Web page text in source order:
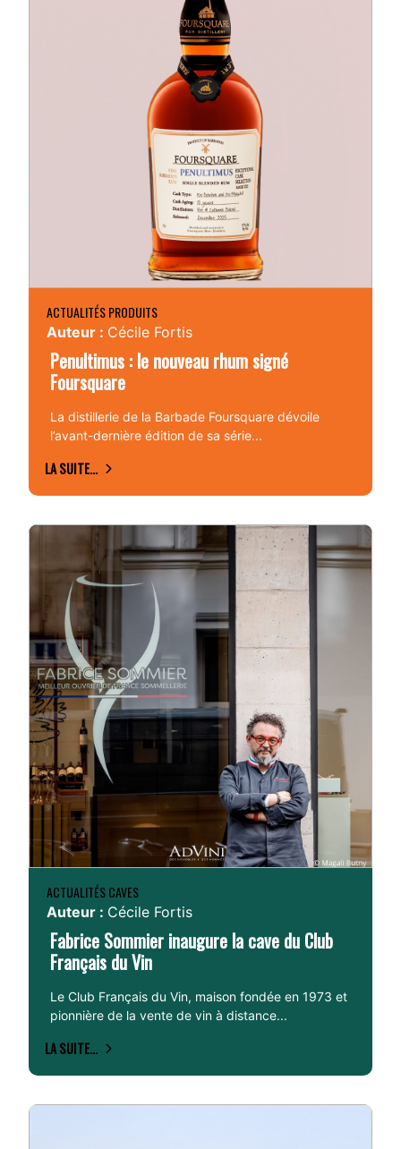
ACTUALITÉS PRODUITS
Auteur : Cécile Fortis
Penultimus : le nouveau rhum signé
Foursquare
La distillerie de la Barbade Foursquare dévoile
l’avant-dernière édition de sa série...
LA SUITE...
ACTUALITÉS CAVES
Auteur : Cécile Fortis
Fabrice Sommier inaugure la cave du Club
Français du Vin
Le Club Français du Vin, maison fondée en 1973 et
pionnière de la vente de vin à distance...
LA SUITE...